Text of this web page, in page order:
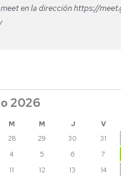
en la dirección https://
2026
M M J V
28 29 30 31
4 5 6 7
11 12 13 14